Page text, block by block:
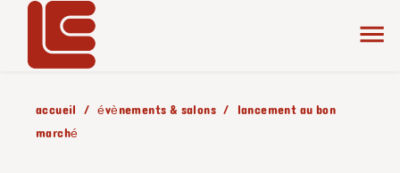
accueil évènements & salons
lancement au bon
marché